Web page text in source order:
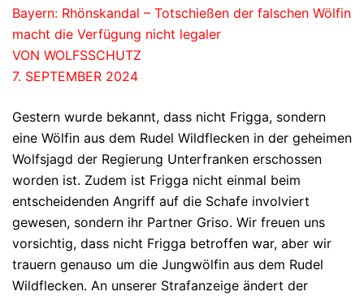
Bayern: Rhönskandal – Totschießen der falschen Wölfin
macht die Verfügung nicht legaler
VON WOLFSSCHUTZ
7. SEPTEMBER 2024
Gestern wurde bekannt, dass nicht Frigga, sondern
eine Wölfin aus dem Rudel Wildflecken in der geheimen
Wolfsjagd der Regierung Unterfranken erschossen
worden ist. Zudem ist Frigga nicht einmal beim
entscheidenden Angriff auf die Schafe involviert
gewesen, sondern ihr Partner Griso. Wir freuen uns
vorsichtig, dass nicht Frigga betroffen war, aber wir
trauern genauso um die Jungwölfin aus dem Rudel
Wildflecken. An unserer Strafanzeige ändert der